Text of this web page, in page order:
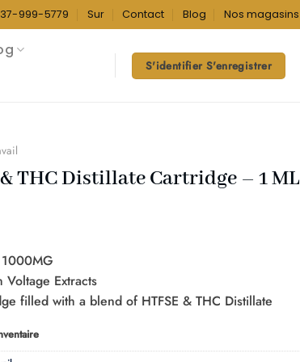
999-5779 Sur Contact Blog Nos magasins
S'identifier S'enregistrer
THC Distillate Cartridge – 1 ML
Voltage Extracts
filled with a blend of HTFSE & THC Distillate